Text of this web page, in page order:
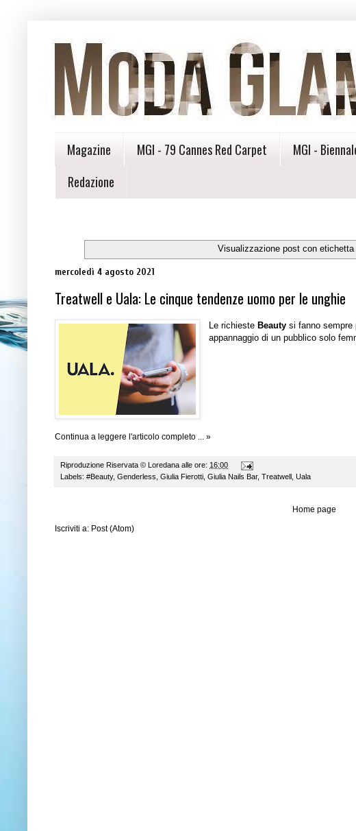
Magazine MGI - 79 Cannes Red Carpet MGI -
Redazione
Visualizzazione post con
mercoledì 4 agosto 2021
Treatwell e Uala: Le cinque tendenze uomo per le unghie
Le richieste Beauty si fanno
appannaggio di un pubblico solo
Continua a leggere l'articolo completo ... »
Riproduzione Riservata © Loredana alle ore: 16:00
Labels: #Beauty, Genderless, Giulia Fierotti, Giulia Nails Bar, Treatwell , Uala
Home page
Iscriviti a: Post (Atom)